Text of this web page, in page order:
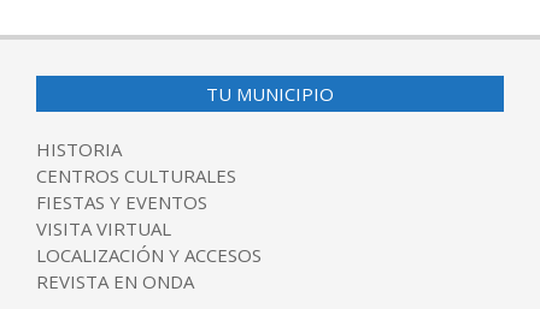
TU MUNICIPIO
HISTORIA
CENTROS CULTURALES
FIESTAS Y EVENTOS
VISITA VIRTUAL
LOCALIZACIÓN Y ACCESOS
REVISTA EN ONDA